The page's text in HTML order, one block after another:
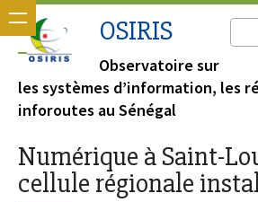
OSIRIS
Observatoire sur
les systèmes d’information, les
inforoutes au Sénégal
Numérique à Saint-
cellule régionale